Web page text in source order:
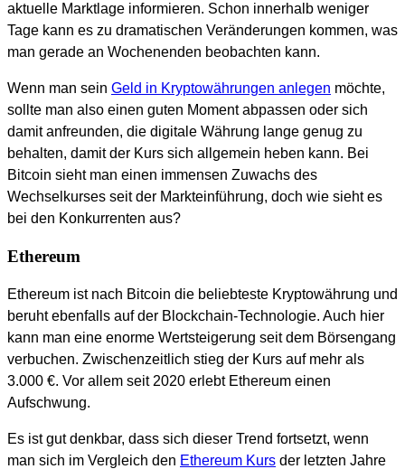
aktuelle Marktlage informieren. Schon innerhalb weniger
Tage kann es zu dramatischen Veränderungen kommen, was
man gerade an Wochenenden beobachten kann.
Wenn man sein Geld in Kryptowährungen anlegen möchte,
sollte man also einen guten Moment abpassen oder sich
damit anfreunden, die digitale Währung lange genug zu
behalten, damit der Kurs sich allgemein heben kann. Bei
Bitcoin sieht man einen immensen Zuwachs des
Wechselkurses seit der Markteinführung, doch wie sieht es
bei den Konkurrenten aus?
Ethereum
Ethereum ist nach Bitcoin die beliebteste Kryptowährung und
beruht ebenfalls auf der Blockchain-Technologie. Auch hier
kann man eine enorme Wertsteigerung seit dem Börsengang
verbuchen. Zwischenzeitlich stieg der Kurs auf mehr als
3.000 €. Vor allem seit 2020 erlebt Ethereum einen
Aufschwung.
Es ist gut denkbar, dass sich dieser Trend fortsetzt, wenn
man sich im Vergleich den Ethereum Kurs der letzten Jahre